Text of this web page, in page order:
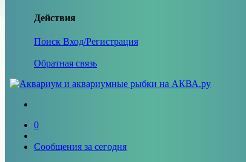
Действия
Поиск Вход/Регистрация
Обратная связь
0
Сообщения за сегодня